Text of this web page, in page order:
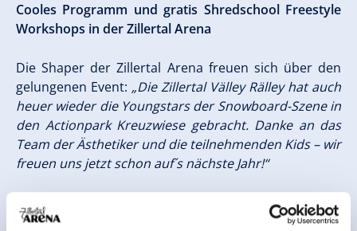
Cooles Programm und gratis Shredschool Freestyle
Workshops in der Zillertal Arena
Die Shaper der Zillertal Arena freuen sich über den
gelungenen Event: „Die Zillertal Välley Rälley hat auch
heuer wieder die Youngstars der Snowboard-Szene in
den Actionpark Kreuzwiese gebracht. Danke an das
Team der Ästhetiker und die teilnehmenden Kids – wir
freuen uns jetzt schon auf´s nächste Jahr!“
Der Actionpark Kreuzwiese in Zell bleibt jetzt bis Mitte
April geöffnet und wird täglich geshaped. Jede Woche